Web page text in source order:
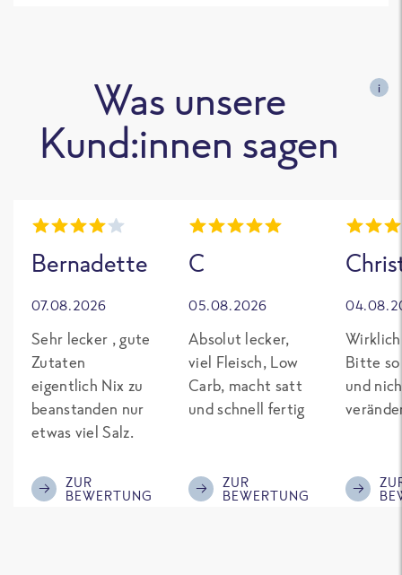
Was unsere
Kund:innen sagen
i
Bernadette
07.08.2026
Sehr lecker , gute
Zutaten
eigentlich Nix zu
beanstanden nur
etwas viel Salz.
ZUR
BEWERTUNG
C
05.08.2026
Absolut lecker,
viel Fleisch, Low
Carb, macht satt
und schnell fertig
ZUR
BEWERTUNG
Bitte so
und